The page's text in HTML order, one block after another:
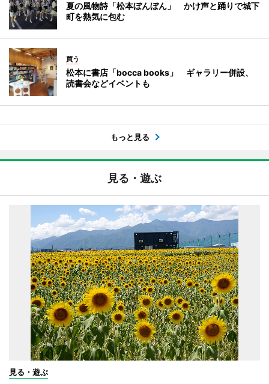
夏の風物詩「松本ぼんぼん」 かけ声と踊りで城下
町を熱気に包む
買う
松本に書店「bocca books」 ギャラリー併設、
読書会などイベントも
もっと見る
見る・遊ぶ
見る・遊ぶ